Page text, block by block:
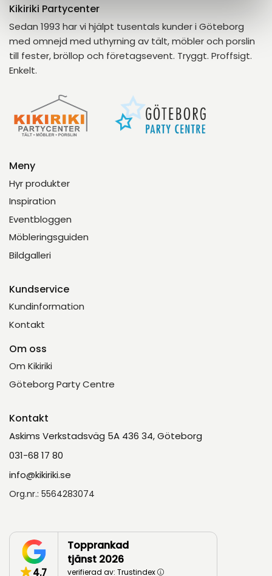
Kikiriki Partycenter
Sedan 1993 har vi hjälpt tusentals kunder i Göteborg
med omnejd med uthyrning av tält, möbler och porslin
till fester, bröllop och företagsevent. Tryggt. Proffsigt.
Enkelt.
Meny
Hyr produkter
Inspiration
Eventbloggen
Möbleringsguiden
Bildgalleri
Kundservice
Kundinformation
Kontakt
Om oss
Om Kikiriki
Göteborg Party Centre
Kontakt
Askims Verkstadsväg 5A 436 34, Göteborg
031-68 17 80
info@kikiriki.se
Org.nr.: 5564283074
4.7
Topprankad
tjänst 2026
verifierad av: Trustindex